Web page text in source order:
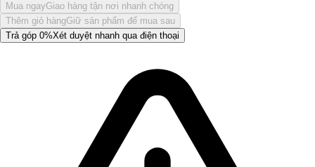
Mua ngayGiao hàng tận nơi nhanh chóng
Thêm giỏ hàngGiữ sản phẩm để mua sau
Trả góp 0%Xét duyệt nhanh qua điện thoại